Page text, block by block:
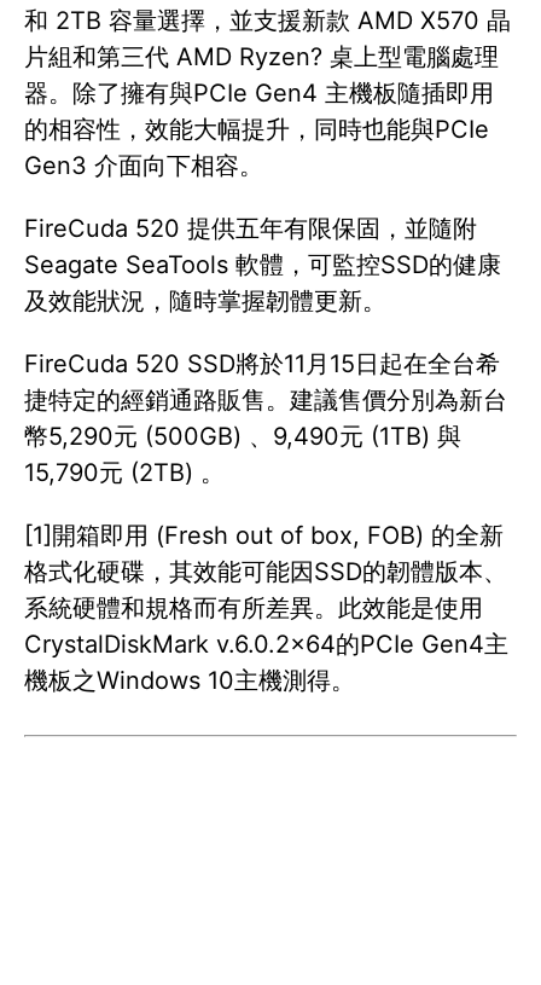
和 2TB 容量選擇，並支援新款 AMD X570 晶
片組和第三代 AMD Ryzen? 桌上型電腦處理
器。除了擁有與PCIe Gen4 主機板隨插即用
的相容性，效能大幅提升，同時也能與PCIe
Gen3 介面向下相容。
FireCuda 520 提供五年有限保固，並隨附
Seagate SeaTools 軟體，可監控SSD的健康
及效能狀況，隨時掌握韌體更新。
FireCuda 520 SSD將於11月15日起在全台希
捷特定的經銷通路販售。建議售價分別為新台
幣5,290元 (500GB) 、9,490元 (1TB) 與
15,790元 (2TB) 。
[1]開箱即用 (Fresh out of box, FOB) 的全新
格式化硬碟，其效能可能因SSD的韌體版本、
系統硬體和規格而有所差異。此效能是使用
CrystalDiskMark v.6.0.2×64的PCIe Gen4主
機板之Windows 10主機測得。